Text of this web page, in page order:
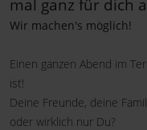
mal ganz für dich
Wir machen's möglich!
Einen ganzen Abend im
ist!
Deine Freunde, deine
oder wirklich nur Du?